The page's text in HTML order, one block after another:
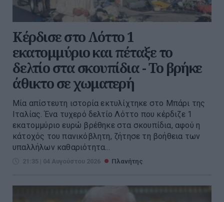
Κέρδισε στο Λόττο 1
εκατομμύριο και πέταξε το
δελτίο στα σκουπίδια - Το βρήκε
άθικτο σε χωματερή
Μία απίστευτη ιστορία εκτυλίχτηκε στο Μπάρι της
Ιταλίας. Ένα τυχερό δελτίο Λόττο που κέρδιζε 1
εκατομμύριο ευρώ βρέθηκε στα σκουπίδια, αφού η
κάτοχός του πανικόβλητη, ζήτησε τη βοήθεια των
υπαλλήλων καθαριότητα...
21:35 | 04 Αυγούστου 2026 Πλανήτης